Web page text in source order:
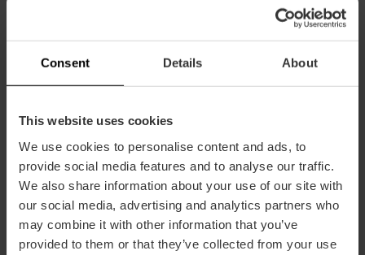
Consent Details About
This website uses cookies
We use cookies to personalise content and ads, to
provide social media features and to analyse our traffic.
We also share information about your use of our site with
our social media, advertising and analytics partners who
may combine it with other information that you’ve
provided to them or that they’ve collected from your use
Capacidad
Cómo llegar